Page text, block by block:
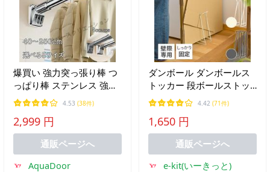
爆買い 強力突っ張り棒 つ
っぱり棒 ステンレス 強い
負荷 ドリル不要 40-250cm
伸縮棒 クローゼットロッ
ド カーテンロッド シャワ
ーカーテンロッド 洗濯 物
4.53 (38件)
2,999 円
通販ページへ
AquaDoor
ダンボール ダンボールス
トッカー 段ボールストッ
カー スリム ダンボール箱
段ボール 収納 優良配送 軽
量 ラック アイボリー ダー
クグレー CICADA
4.42 (71件)
1,650 円
通販ページへ
e-kit(いーきっと)